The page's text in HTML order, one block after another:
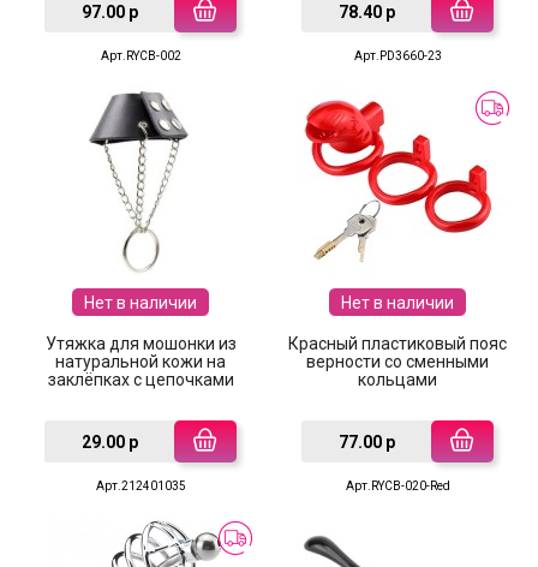
97.00 р
Арт.RYCB-002
78.40 р
Арт.PD3660-23
Нет в наличии
Утяжка для мошонки из
натуральной кожи на
заклёпках с цепочками
29.00 р
Арт.212401035
Нет в наличии
Красный пластиковый пояс
верности со сменными
кольцами
77.00 р
Арт.RYCB-020-Red